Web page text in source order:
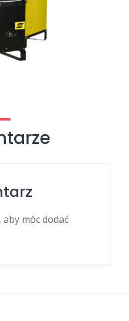
, aby móc dodać